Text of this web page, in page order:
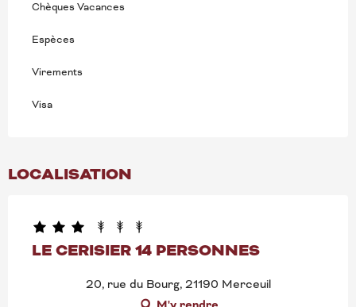
Chèques Vacances
Espèces
Virements
Visa
LOCALISATION
LE CERISIER 14 PERSONNES
20, rue du Bourg, 21190 Merceuil